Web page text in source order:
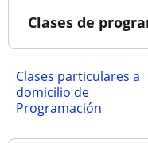
Clases de
clases particulares a
domicilio de
Programación